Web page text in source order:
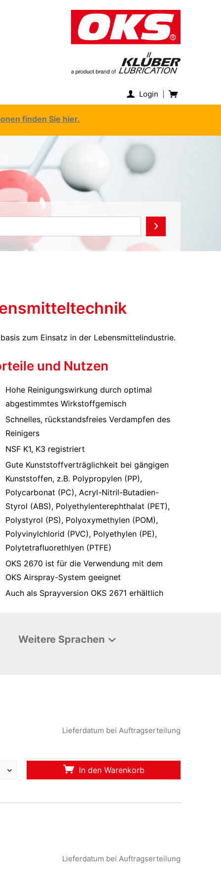
Login
finden Sie hier.
zum Einsatz in der Lebensmittelindustrie.
und Nutzen
Hohe Reinigungswirkung durch optimal
abgestimmtes Wirkstoffgemisch
Schnelles, rückstandsfreies Verdampfen des
Reinigers
NSF K1, K3 registriert
Gute Kunststoffverträglichkeit bei gängigen
Kunststoffen, z.B. Polypropylen (PP),
Polycarbonat (PC), Acryl-Nitril-Butadien-
Styrol (ABS), Polyethylenterephthalat (PET),
Polystyrol (PS), Polyoxymethylen (POM),
Polyvinylchlorid (PVC), Polyethylen (PE),
Polytetrafluorethlyen (PTFE)
OKS 2670 ist für die Verwendung mit dem
OKS Airspray-System geeignet
Auch als Sprayversion OKS 2671 erhältlich
Weitere Sprachen
Lieferdatum bei Auftragserteilung
In den Warenkorb
Lieferdatum bei Auftragserteilung